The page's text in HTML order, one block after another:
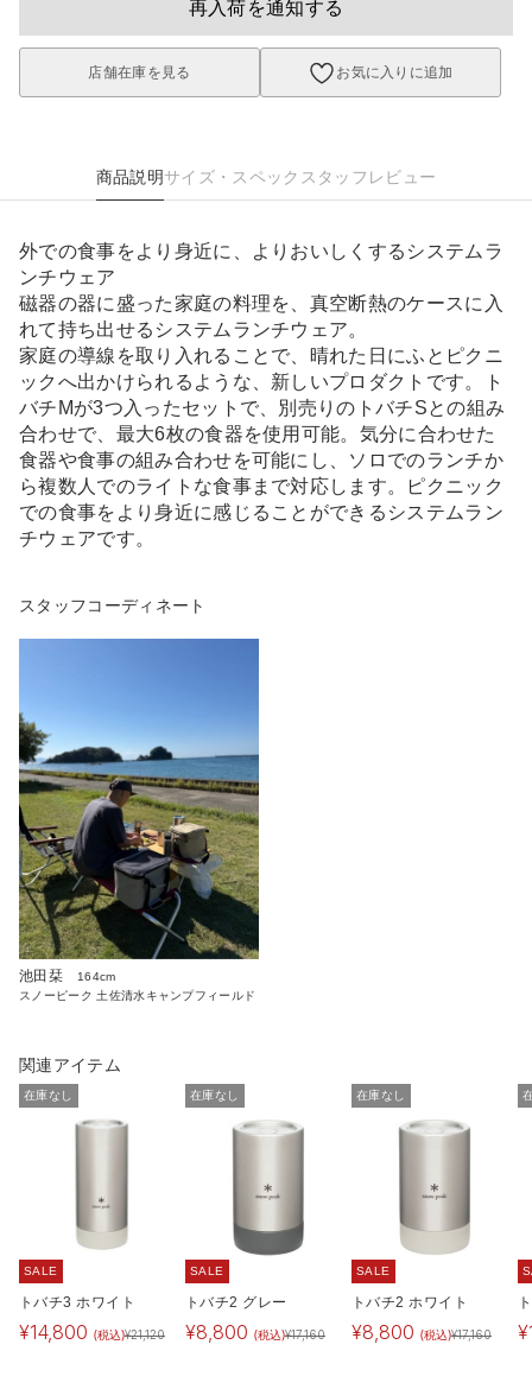
再入荷を通知する
店舗在庫を見る お気に入りに追加
商品説明サイズ・スペック スタッフレビュー
外での食事をより身近に、よりおいしくするシステムラ
ンチウェア
磁器の器に盛った家庭の料理を、真空断熱のケースに入
れて持ち出せるシステムランチウェア。
家庭の導線を取り入れることで、晴れた日にふとピクニ
ックへ出かけられるような、新しいプロダクトです。ト
バチMが3つ入ったセットで、別売りのトバチSとの組み
合わせで、最大6枚の食器を使用可能。気分に合わせた
食器や食事の組み合わせを可能にし、ソロでのランチか
ら複数人でのライトな食事まで対応します。ピクニック
での食事をより身近に感じることができるシステムラン
チウェアです。
スタッフコーディネート
池田栞
164cm
スノーピーク 土佐清水キャンプフィールド
関連アイテム
在庫なし
SALE
トバチ3 ホワイト
¥14,800 (税込)¥21,120
在庫なし
SALE
トバチ2 グレー
¥8,800 (税込)¥17,160
在庫なし
SALE
トバチ2 ホワイト
¥8,800 (税込)¥17,160 ¥